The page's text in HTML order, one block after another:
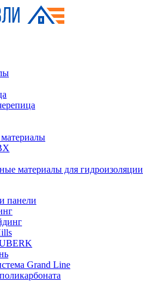
материалы для гидроизоляции
панели
Grand Line